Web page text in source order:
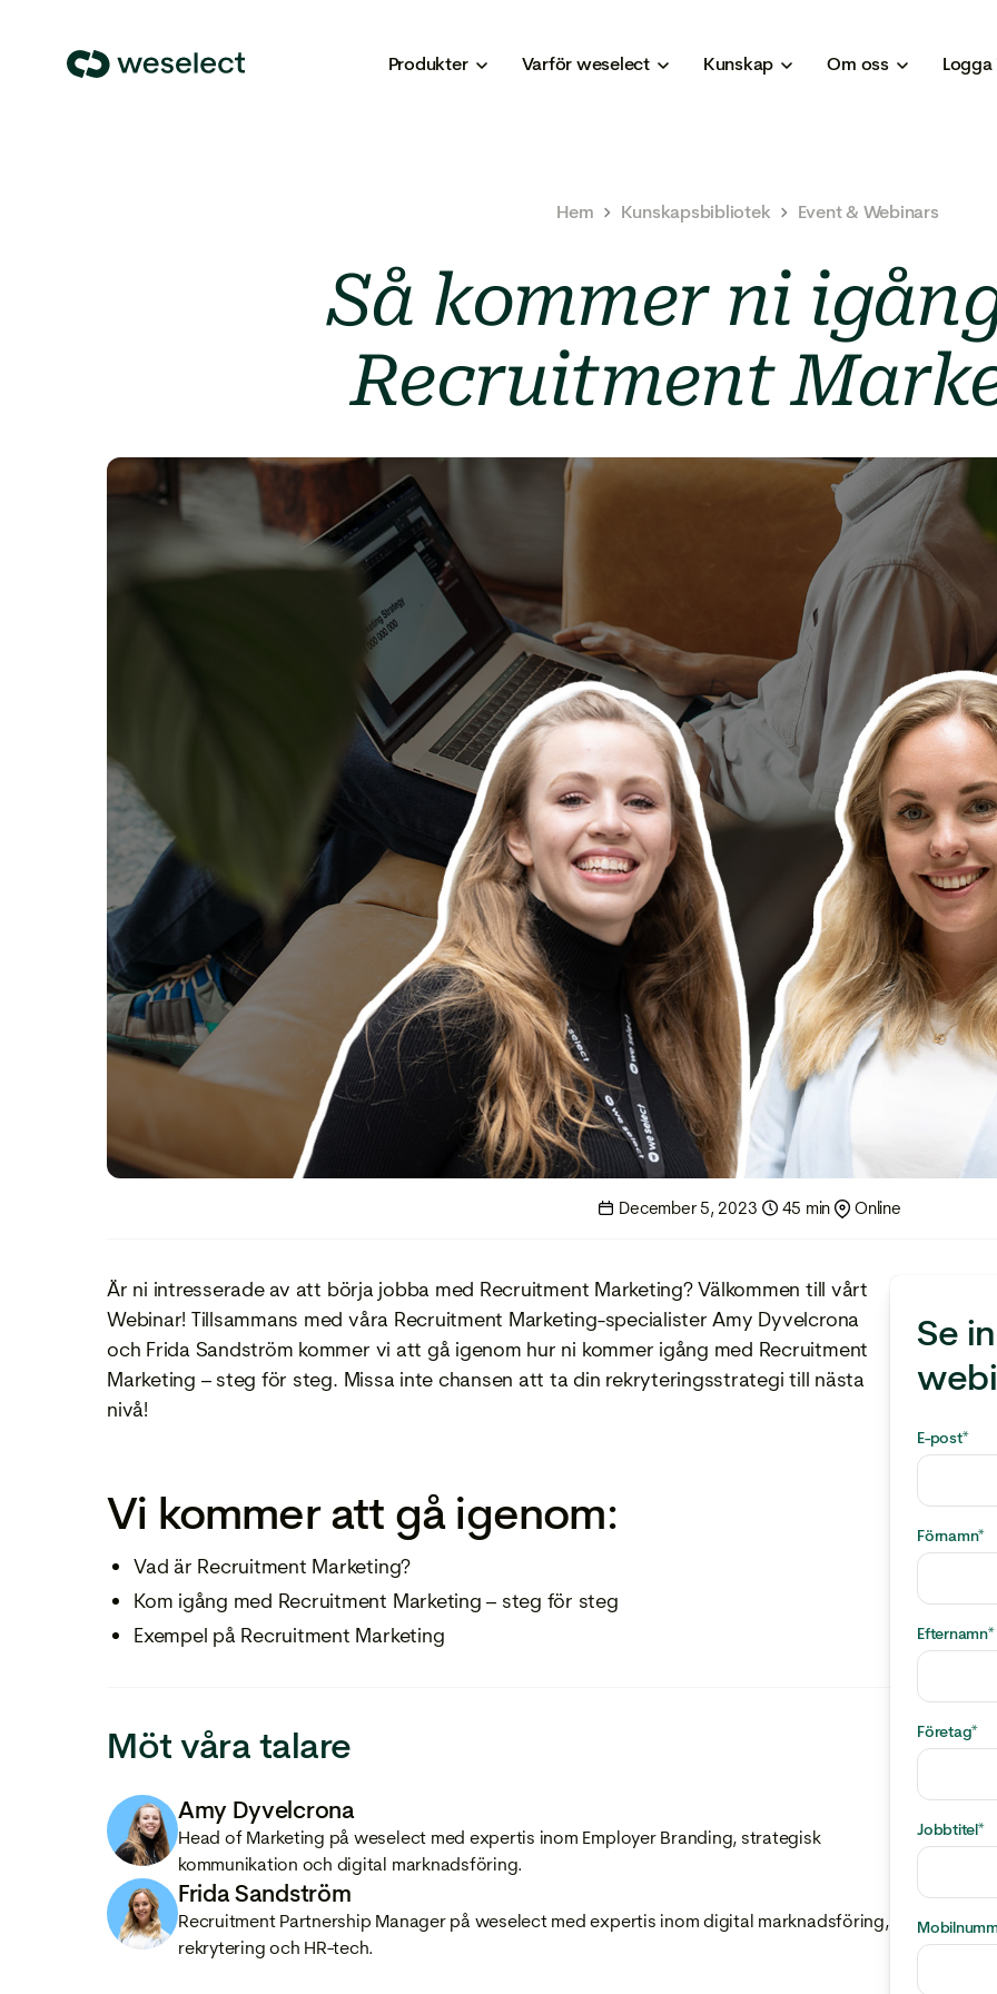
Produkter Varför weselect Kunskap Om oss Logga
Hem Kunskapsbibliotek Event & Webinars
Så kommer ni
Recruitment
December 5, 2023 45 min Online
Är ni intresserade av att börja jobba med Recruitment Marketing? Välkommen till vårt
Webinar! Tillsammans med våra Recruitment Marketing-specialister Amy Dyvelcrona
och Frida Sandström kommer vi att gå igenom hur ni kommer igång med Recruitment
Marketing – steg för steg. Missa inte chansen att ta din rekryteringsstrategi till nästa
nivå!
Vi kommer att gå igenom:
Vad är Recruitment Marketing?
Kom igång med Recruitment Marketing – steg för steg
Exempel på Recruitment Marketing
Möt våra talare
Amy Dyvelcrona
Head of Marketing på weselect med expertis inom Employer Branding, strategisk
kommunikation och digital marknadsföring.
Frida Sandström
Recruitment Partnership Manager på weselect med expertis inom digital marknadsföring,
rekrytering och HR-tech.
Se
E-post*
Förnamn*
Efternamn*
Företag*
Jobbtitel*